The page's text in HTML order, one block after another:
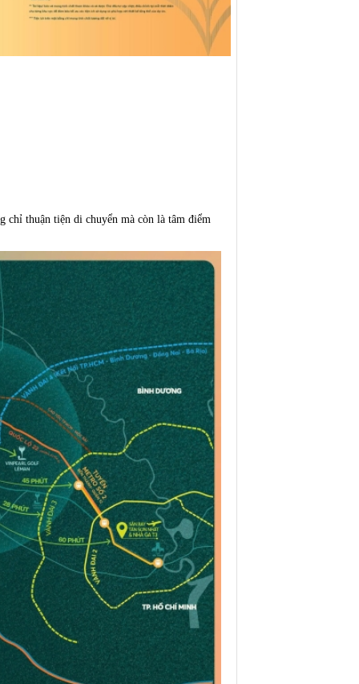
thuận tiện di chuyển mà còn là tâm điểm